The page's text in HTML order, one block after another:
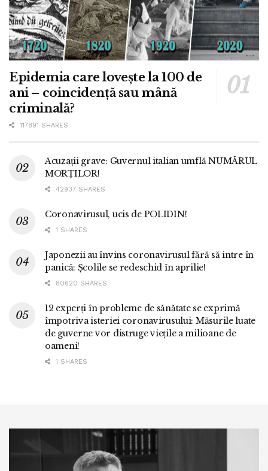
Epidemia care lovește la 100 de
ani – coincidență sau mână
criminală?
117891 SHARES
Acuzații grave: Guvernul italian umflă NUMĂRUL
MORȚILOR!
42937 SHARES
Coronavirusul, ucis de POLIDIN!
1 SHARES
Japonezii au învins coronavirusul fără să intre în
panică: Școlile se redeschid în aprilie!
80620 SHARES
12 experți în probleme de sănătate se exprimă
împotriva isteriei coronavirusului: Măsurile luate
de guverne vor distruge viețile a milioane de
oameni!
1 SHARES